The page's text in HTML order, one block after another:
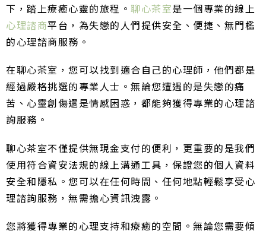
下，踏上療癒心靈的旅程。 聊心茶室是一個專業的線上
心理諮商平台，為失戀的人們提供安全、便捷、無門檻
的心理諮商服務。
在聊心茶室，您可以找到適合自己的心理師，他們都是
經過嚴格挑選的專業人士。無論您遭遇的是失戀的痛
苦、心靈創傷還是情感困惑，都能夠獲得專業的心理諮
詢服務。
聊心茶室不僅提供無現金支付的便利，更重要的是我們
使用符合資安法規的線上溝通工具，保證您的個人資料
安全和隱私。您可以在任何時間、任何地點輕鬆享受心
理諮詢服務，無需擔心資訊洩露。
您將獲得專業的心理支持和療癒的空間。無論您需要傾